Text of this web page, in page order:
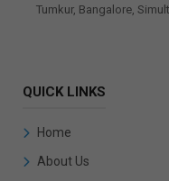
Tumkur, Bangalore,
QUICK LINKS
Home
About Us